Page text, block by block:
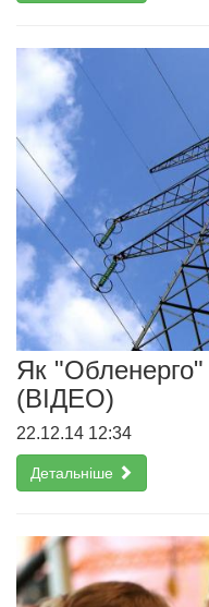
Як "Обленерго"
(ВІДЕО)
22.12.14 12:34
Детальніше